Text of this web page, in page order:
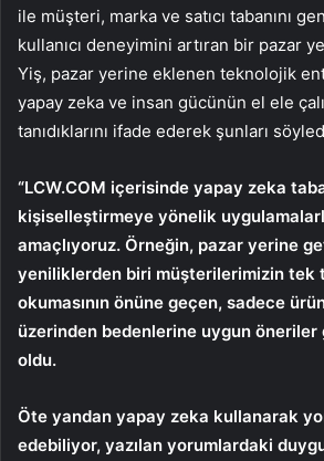
ile müşteri, marka ve satıcı tabanını
kullanıcı deneyimini artıran bir pazar
Yiş, pazar yerine eklenen teknolojik
yapay zeka ve insan gücünün el ele
tanıdıklarını ifade ederek şunları
“LCW.COM içerisinde yapay zeka
kişiselleştirmeye yönelik
amaçlıyoruz. Örneğin, pazar yerine
yeniliklerden biri müşterilerimizin tek
okumasının önüne geçen, sadece
üzerinden bedenlerine uygun
oldu.
Öte yandan yapay zeka kullanarak
edebiliyor, yazılan yorumlardaki